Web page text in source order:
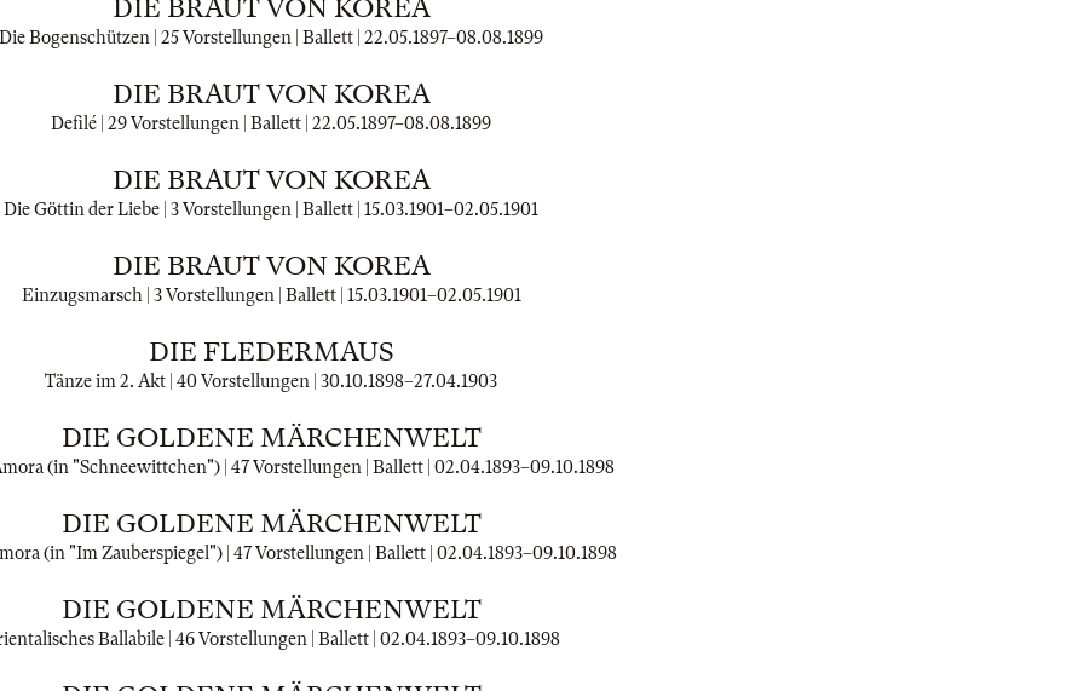
DIE BRAUT VON KOREA
Die Bogenschützen | 25 Vorstellungen | Ballett | 22.05.1897–08.08.1899
DIE BRAUT VON KOREA
Defilé | 29 Vorstellungen | Ballett | 22.05.1897–08.08.1899
DIE BRAUT VON KOREA
Die Göttin der Liebe | 3 Vorstellungen | Ballett | 15.03.1901–02.05.1901
DIE BRAUT VON KOREA
Einzugsmarsch | 3 Vorstellungen | Ballett | 15.03.1901–02.05.1901
DIE FLEDERMAUS
Tänze im 2. Akt | 40 Vorstellungen | 30.10.1898–27.04.1903
DIE GOLDENE MÄRCHENWELT
(in "Schneewittchen") | 47 Vorstellungen | Ballett | 02.04.1893–09.10.1898
DIE GOLDENE MÄRCHENWELT
(in "Im Zauberspiegel") | 47 Vorstellungen | Ballett | 02.04.1893–09.10.1898
DIE GOLDENE MÄRCHENWELT
Ballabile | 46 Vorstellungen | Ballett | 02.04.1893–09.10.1898